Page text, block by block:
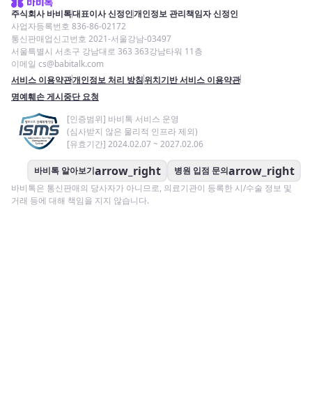
주식회사 바비톡대표이사 신정인개인정보 관리책임자 신정인
사업자등록번호 836-86-02172
통신판매업신고번호 2021-서울강남-03497
서울특별시 서초구 강남대로 363 363강남타워 11층
이메일 cs@babitalk.com
서비스 이용약관개인정보 처리 방침위치기반 서비스 이용약관
명예훼손 게시중단 요청
[인증범위] 바비톡 서비스 운영
(심사받지 않은 물리적 인프라 제외)
[유효기간] 2024.02.07 ~ 2027.02.06
바비톡 알아보기arrow_right 병원 입점 문의arrow_right
바비톡은 통신판매의 당사자가 아니므로, 의료기관이 등록한 시/수술 정보 및
거래 등에 대해 책임을 지지 않습니다.